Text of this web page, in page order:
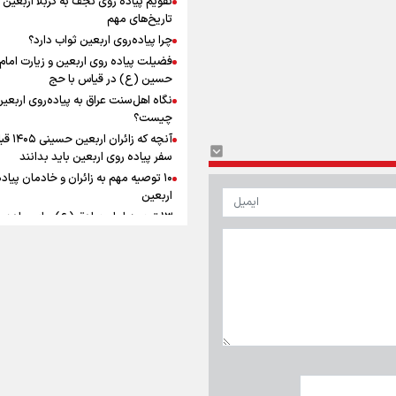
ماندگار شد
افزوده چقدر است؟
اینفوبرنا/ سقف معافیت مالیاتی
حقوق کارکنان دولت و
در بودجه ۱۴۰۵ چقدر است؟
تاریخ‌های مهم
چرا پیاده‌روی اربعین ثواب دارد؟
فضیلت پیاده روی اربعین و زیارت امام
حسین (ع) در قیاس با حج
نگاه اهل‌سنت عراق به پیاده‌روی
چیست؟
آنچه که
سفر پیاده روی اربعین باید بدانند
۱۰ توصیه مهم به زائران و خادمان
اربعین
۱۳ توصیه امام صادق (ع) برای